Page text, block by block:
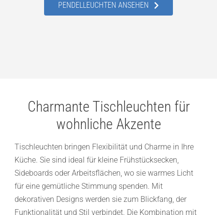
PENDELLEUCHTEN ANSEHEN
Charmante Tischleuchten für
wohnliche Akzente
Tischleuchten bringen Flexibilität und Charme in Ihre
Küche. Sie sind ideal für kleine Frühstücksecken,
Sideboards oder Arbeitsflächen, wo sie warmes Licht
für eine gemütliche Stimmung spenden. Mit
dekorativen Designs werden sie zum Blickfang, der
Funktionalität und Stil verbindet. Die Kombination mit